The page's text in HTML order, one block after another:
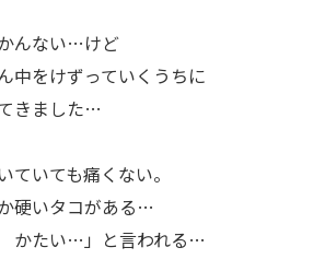
んない…けど
中をけずっていくうちに
きました…
ていても痛くない。
硬いタコがある…
かたい…」と言われる…